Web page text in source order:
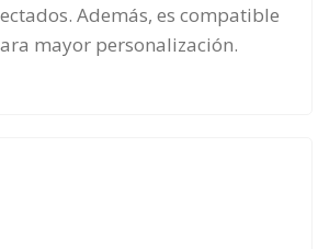
Además, es compatible
mayor personalización.